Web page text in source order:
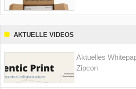
AKTUELLE VIDEOS
Aktuelles
Zipcon